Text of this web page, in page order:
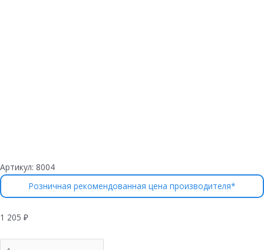
Артикул: 8004
Розничная рекомендованная цена производителя*
1 205 ₽